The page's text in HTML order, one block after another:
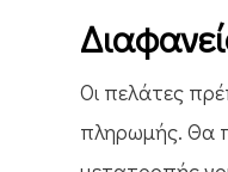
Οι πελάτες
πληρωμής. Θα